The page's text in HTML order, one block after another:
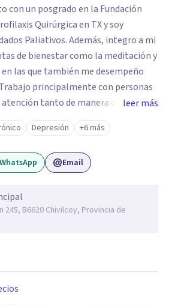
con un posgrado en la Fundación
Quirúrgica en TX y soy
Paliativos. Además, integro a mi
de bienestar como la meditación y
las que también me desempeño
principalmente con personas
tanto de manera online
adaptándome a las necesidades
procesos vinculados a la
el estrés, el duelo, el dolor crónico
vitales que requieren contención,
leer más
Depresión +6 más
WhatsApp Email
245, B6620 Chivilcoy, Provincia de